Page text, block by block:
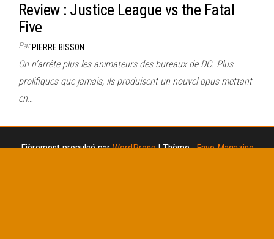
Review : Justice League vs the Fatal
Five
ParPIERRE BISSON
On n’arrête plus les animateurs des bureaux de DC. Plus
prolifiques que jamais, ils produisent un nouvel opus mettant
en…
Fièrement propulsé parWordPress |Thème :Envo Magazine